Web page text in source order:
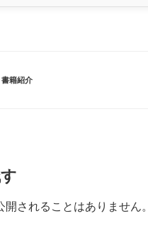
書籍紹介
開されることはありません。